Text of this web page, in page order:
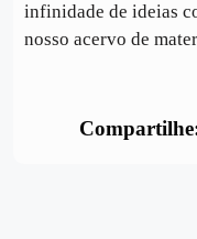
infinidade de ideias
nosso acervo de